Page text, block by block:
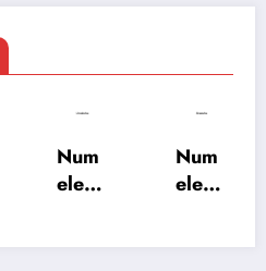
Num
ele
Num
ele